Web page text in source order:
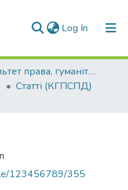
Log In (current)
Факультет права, гуманітарних і соціальних наук
Статті (КГПСПД)
123456789/355